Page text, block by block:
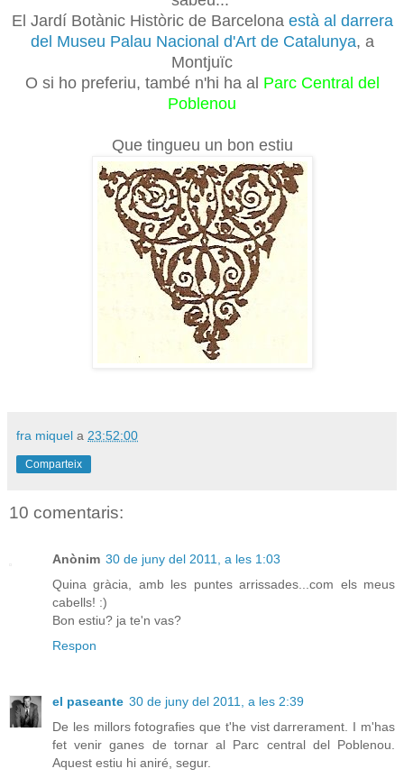
El Jardí Botànic Històric de Barcelona està al darrera
del Museu Palau Nacional d'Art de Catalunya, a
Montjuïc
O si ho preferiu, també n'hi ha al Parc Central del
Poblenou
Que tingueu un bon estiu
fra miquel a 23:52:00
Comparteix
10 comentaris:
Anònim 30 de juny del 2011, a les 1:03
Quina gràcia, amb les puntes arrissades...com els meus
cabells! :)
Bon estiu? ja te'n vas?
Respon
el paseante 30 de juny del 2011, a les 2:39
De les millors fotografies que t'he vist darrerament. I m'has
fet venir ganes de tornar al Parc central del Poblenou.
Aquest estiu hi aniré, segur.